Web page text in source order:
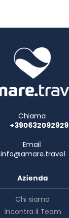
Chiama
+390632092929
Email
info@amare.travel
Azienda
Chi siamo
Incontra il Team